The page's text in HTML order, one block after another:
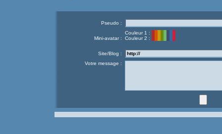
Pseudo :
Mini-avatar :
Couleur 1 :
Couleur 2 :
Site/Blog :
Votre message :